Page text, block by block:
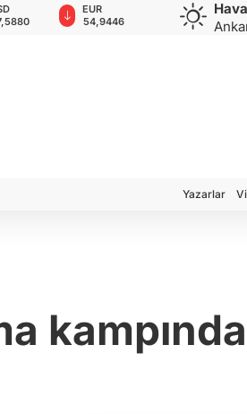
EUR
54,9446
GBP
64,1488
Yazarlar
kampında